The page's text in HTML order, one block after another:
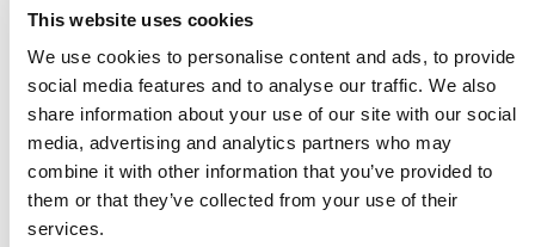
This website uses cookies
We use cookies to personalise content and ads, to provide
social media features and to analyse our traffic. We also
share information about your use of our site with our social
media, advertising and analytics partners who may
combine it with other information that you’ve provided to
them or that they’ve collected from your use of their
services.
aumenta l’efficienza di lavoro e riduce i rischi per gli
Ascolta l’intervista completa a Gian Carlo Tronzano
trasmessa da Smart Car di Radio 24:
https://www.radio24.ilsole24ore.com/programmi/smart-
car/puntata/trasmissione-17-maggio-2023-191535-
AEghXoUD